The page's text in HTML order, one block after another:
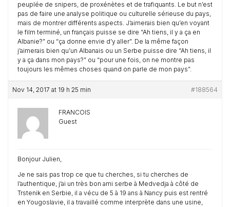
peuplée de snipers, de proxénètes et de trafiquants. Le but n’est
pas de faire une analyse politique ou culturelle sérieuse du pays,
mais de montrer différents aspects. J’aimerais bien qu’en voyant
le film terminé, un français puisse se dire “Ah tiens, il y a ça en
Albanie?” ou “ça donne envie d’y aller”. De la même façon
j’aimerais bien qu’un Albanais ou un Serbe puisse dire “Ah tiens, il
y a ça dans mon pays?” ou “pour une fois, on ne montre pas
toujours les mêmes choses quand on parle de mon pays”.
Nov 14, 2017 at 19 h 25 min #188564
FRANCOIS
Guest
Bonjour Julien,
Je ne sais pas trop ce que tu cherches, si tu cherches de
l’authentique, j’ai un très bon ami serbe à Medvedja à côté de
Trstenik en Serbie, il a vécu de 5 à 19 ans à Nancy puis est rentré
en Yougoslavie, il a travaillé comme interprète dans une usine,